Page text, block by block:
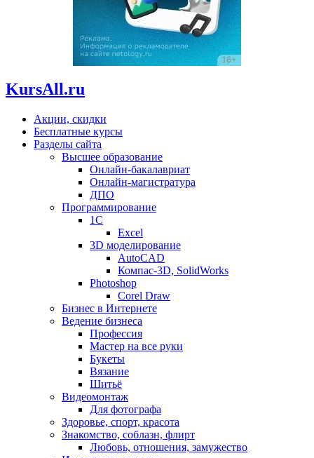
KursAll.ru
Акции, скидки
Бесплатные курсы
Разделы сайта
Высшее образование
Онлайн-бакалавриат
Онлайн-магистратура
ДПО
Программирование
1С
Excel
3D моделирование
AutoCAD
Компас-3D, SolidWorks
Photoshop
Corel Draw
Бизнес в Интернете
Ведение бизнеса
Профессия
Мастер на все руки
Букеты
Вязание
Шитьё
Видеомонтаж
Для фотографа
Здоровье, спорт, красота
Знакомство, соблазн, флирт
Любовь, отношения, замужество